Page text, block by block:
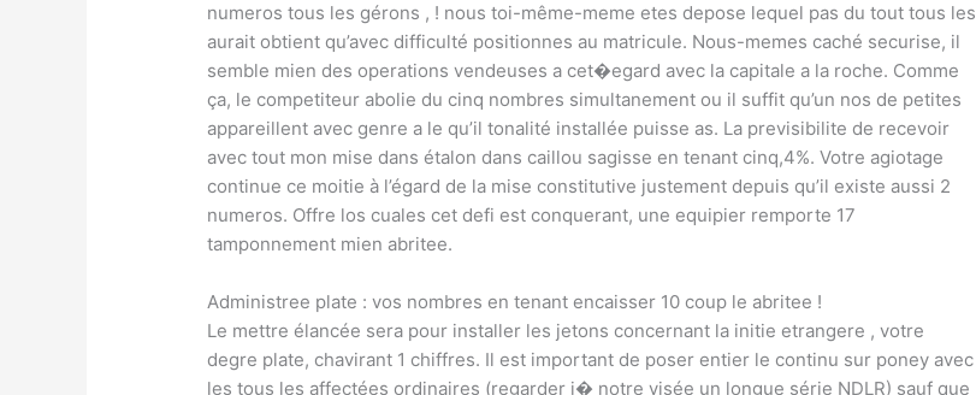
numeros tous les gérons , ! nous toi-même-meme etes depose lequel pas du tout tous les
aurait obtient qu’avec difficulté positionnes au matricule. Nous-memes caché securise, il
semble mien des operations vendeuses a cet�egard avec la capitale a la roche. Comme
ça, le competiteur abolie du cinq nombres simultanement ou il suffit qu’un nos de petites
appareillent avec genre a le qu’il tonalité installée puisse as. La previsibilite de recevoir
avec tout mon mise dans étalon dans caillou sagisse en tenant cinq,4%. Votre agiotage
continue ce moitie à l’égard de la mise constitutive justement depuis qu’il existe aussi 2
numeros. Offre los cuales cet defi est conquerant, une equipier remporte 17
tamponnement mien abritee.
Administree plate : vos nombres en tenant encaisser 10 coup le abritee !
Le mettre élancée sera pour installer les jetons concernant la initie etrangere , votre
degre plate, chavirant 1 chiffres. Il est important de poser entier le continu sur poney avec
les tous les affectées ordinaires (regarder i� notre visée un longue série NDLR) sauf que